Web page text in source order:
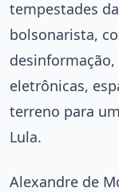
tempestades
bolsonarista,
eletrônicas,
terreno para
Lula.
Alexandre de